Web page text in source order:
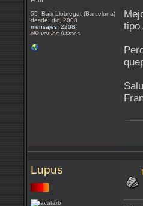
55 Baix Llobregat (Barcelona)
desde: dic, 2008
mensajes: 2208
clik ver los últimos
tipo
Lupus